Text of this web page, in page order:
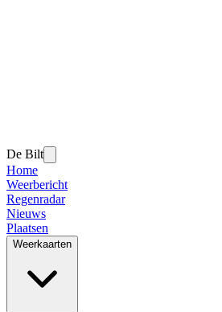
De Bilt
Home
Weerbericht
Regenradar
Nieuws
Plaatsen
Weerkaarten